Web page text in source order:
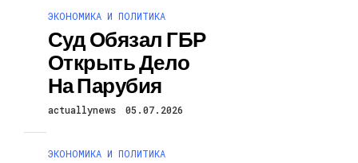
ЭКОНОМИКА И ПОЛИТИКА
Суд Обязал ГБР
Открыть Дело
На Парубия
actuallynews 05.07.2026
ЭКОНОМИКА И ПОЛИТИКА